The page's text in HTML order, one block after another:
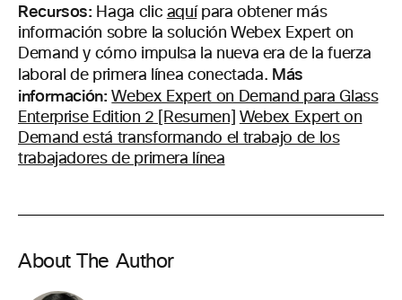
Recursos: Haga clic aquípara obtener más
información sobre la solución Webex Expert on
Demand y cómo impulsa la nueva era de la fuerza
laboral de primera línea conectada. Más
información: Webex Expert on Demand para Glass
Enterprise Edition 2 [Resumen]
Webex Expert on
Demand está transformando el trabajo de los
trabajadores de primera línea
About The Author